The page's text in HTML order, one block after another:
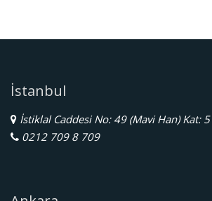
İstanbul
İstiklal Caddesi No: 49 (Mavi Han) Kat:
0212 709 8 709